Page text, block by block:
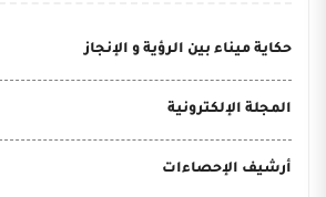
حكاية ميناء بين الرؤية و الإنجاز
المجلة الإلكترونية
أرشيف الإحصاءات